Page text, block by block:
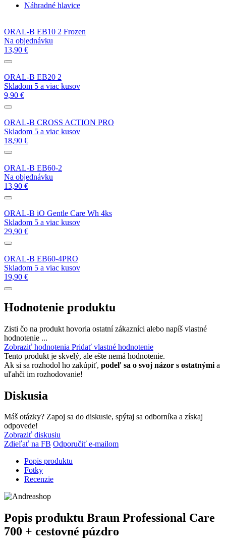
Náhradné hlavice
ORAL-B EB10 2 Frozen
Na objednávku
13,90 €
ORAL-B EB20 2
Skladom 5 a viac kusov
9,90 €
ORAL-B CROSS ACTION PRO
Skladom 5 a viac kusov
18,90 €
ORAL-B EB60-2
Na objednávku
13,90 €
ORAL-B iO Gentle Care Wh 4ks
Skladom 5 a viac kusov
29,90 €
ORAL-B EB60-4PRO
Skladom 5 a viac kusov
19,90 €
Hodnotenie produktu
Zisti čo na produkt hovoria ostatní zákazníci alebo napíš vlastné
hodnotenie ...
Zobraziť hodnotenia Pridať vlastné hodnotenie
Tento produkt je skvelý, ale ešte nemá hodnotenie.
Ak si sa rozhodol ho zakúpiť, podeľ sa o svoj názor s ostatnými a
uľahči im rozhodovanie!
Diskusia
Máš otázky? Zapoj sa do diskusie, spýtaj sa odborníka a získaj
odpovede!
Zobraziť diskusiu
Zdieľať na FB Odporučiť e-mailom
Popis produktu
Fotky
Recenzie
Popis produktu Braun Professional Care
700 + cestovné púzdro